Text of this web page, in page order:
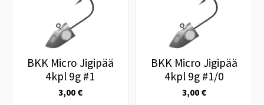
BKK Micro Jigipää
4kpl 9g #1
3,00 €
BKK Micro Jigipää
4kpl 9g #1/0
3,00 €